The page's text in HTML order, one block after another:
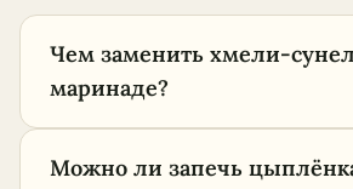
Чем заменить хмели-
маринаде?
Можно ли запечь